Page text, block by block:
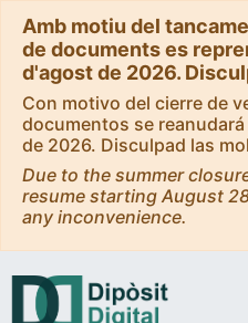
Amb motiu del
de documents es
d'agost de 2026.
Con motivo del cierre de
documentos se
de 2026. Disculpad las
Due to the summer
resume starting August
any inconvenience.